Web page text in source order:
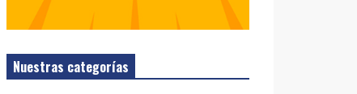
Nuestras categorías